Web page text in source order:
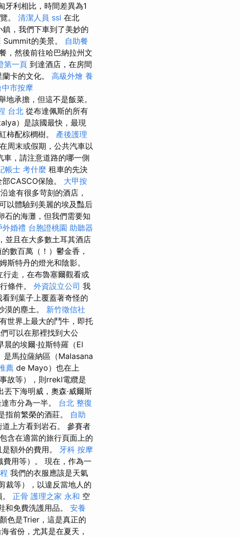
牙利相比，時間差異為1
。 清潔人員 ssl 在北
，我們下車到了美妙的
Summit的美景。 自助餐
，然後前往哈巴納拉州文
第一頁 到達酒店，在房間
卡的文化。 高級外燴 養
中市按摩
承擔，但這不是飯菜。
台北 從布達佩斯的所有
）是該國最快，最現
柿配棕櫚樹。 產後護理
周末或假期，公共汽車以
車，請注意道路的哪一側
帳士 考什麼 租車的先決
CASCO保險。 大甲按
途有很多苛刻的酒店，
以體驗到美麗的埃及豔后
石的海灘，但我們需要知
外婚禮 台胞證桃園 助聽器
並且在大多數土耳其酒店
數百萬（！）鬱金香，
斯特丹的燈光和陰影。
行走，在布魯塞爾觀看或
條件。 外資設立公司 我
到葉子上覆蓋著奇怪的
漠的塵土。 新竹徵信社
世界上最大的鬥牛，即托
可以在那裡找到大公
的埃爾·拉斯特羅（El
馬拉薩納區（Malasana
薦 de Mayo）也在上
故等），則rrekl電纜是
下海明威，奧森·威爾斯
市分為一半。 台北 整復
指前繁榮的酒莊。
自助
上方看到岩石。 參賽者
含在適當的旅行頁面上的
額外的費用。 牙科 按摩
費用等）。 現在，作為一
我們的衣服應該是天氣
裁等），以違反當地人的
正骨 護理之家 永和 空
和免費洗護用品。 安養
色是Trier，這是真正的
省份，尤其是在夏天，